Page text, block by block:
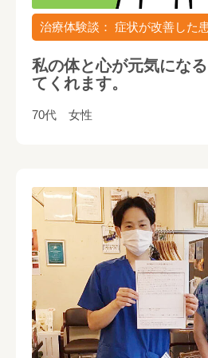
治療体験談： 症状が改善した
私の体と心が元気にな
てくれます。
70代 女性